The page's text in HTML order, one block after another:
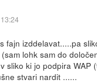
fajn izddelavat.....pa
lohk sam do
sliko ki jo podpira WAP
stvari nardit ......